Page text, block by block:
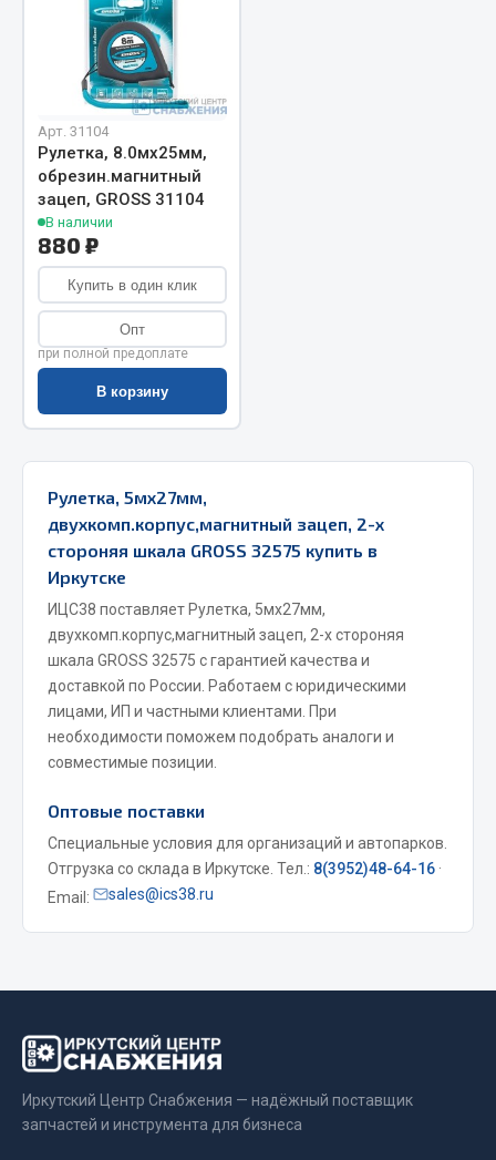
Коробка передач ZF
Показать ещё
Весь раздел
Запчасти МАЗ
Система питания
Подвеска
Тормозная система
Двери
Окно ветровое
Двигатель
Электрооборудование
Весь раздел
Запчасти Урал
Двигатель
Мост задний
Система питания
Система выпуска газа
Система охлаждения
Сцепление
Показать ещё
Весь раздел
Система питания
Система выпуска газа
Система охлаждения
Коробка передач
Арт. 31104
Рулетка, 8.0мх25мм,
обрезин.магнитный
зацеп, GROSS 31104
В наличии
880 ₽
Купить в один клик
Опт
при полной предоплате
В корзину
Рулетка, 5мх27мм,
двухкомп.корпус,магнитный зацеп, 2-х
стороняя шкала GROSS 32575 купить в
Иркутске
ИЦС38 поставляет Рулетка, 5мх27мм,
двухкомп.корпус,магнитный зацеп, 2-х стороняя
шкала GROSS 32575 с гарантией качества и
доставкой по России. Работаем с юридическими
лицами, ИП и частными клиентами. При
необходимости поможем подобрать аналоги и
совместимые позиции.
Оптовые поставки
Специальные условия для организаций и автопарков.
Отгрузка со склада в Иркутске. Тел.: 8(3952)48-64-16 ·
Email:
sales@ics38.ru
Иркутский Центр Снабжения — надёжный поставщик
запчастей и инструмента для бизнеса